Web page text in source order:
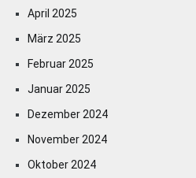
April 2025
März 2025
Februar 2025
Januar 2025
Dezember 2024
November 2024
Oktober 2024